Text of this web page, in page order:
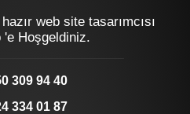
web site tasarımcısı
'e Hoşgeldiniz.
309 94 40
334 01 87